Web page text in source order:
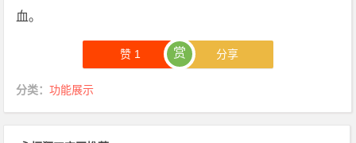
血。
赞1 赏 分享
分类：功能展示